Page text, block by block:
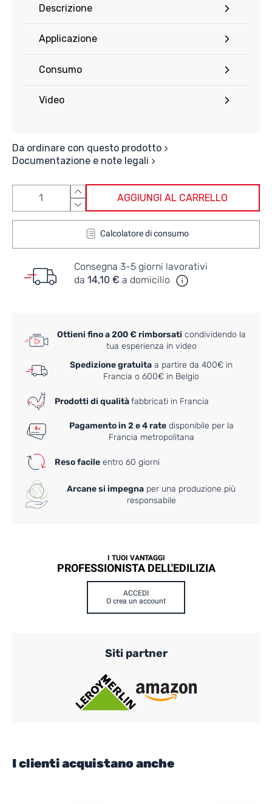
Descrizione
Applicazione
Consumo
Video
Da ordinare con questo prodotto
Documentazione e note legali
AGGIUNGI AL CARRELLO
Calcolatore di consumo
Consegna 3-5 giorni lavorativi
da 14,10 € a domicilio
Ottieni fino a 200 € rimborsati condividendo la
tua esperienza in video
Spedizione gratuita a partire da 400€ in
Francia o 600€ in Belgio
Prodotti di qualitàfabbricati in Francia
Pagamento in 2 e 4 ratedisponibile per la
Francia metropolitana
Reso facile entro 60 giorni
Arcane si impegna per una produzione più
responsabile
I TUOI VANTAGGI
PROFESSIONISTA DELL'EDILIZIA
ACCEDI
O crea un account
Siti partner
I clienti acquistano anche